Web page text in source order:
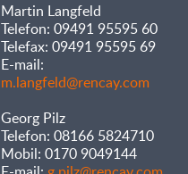
Martin Langfeld
Telefon: 09491 95595 60
Telefax: 09491 95595 69
E-mail:
m.langfeld@rencay.com
Georg Pilz
Telefon: 08166 5824710
Mobil: 0170 9049144